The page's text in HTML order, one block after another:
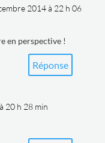
2014 à 22 h 06
en perspective !
Réponse
20 h 28 min